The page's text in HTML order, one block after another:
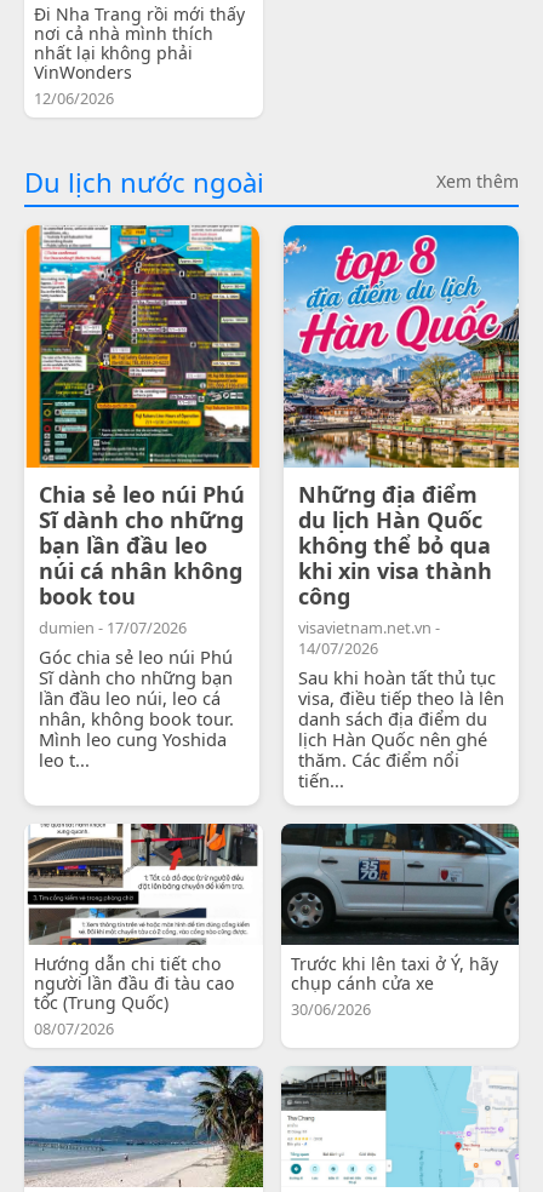
Đi Nha Trang rồi mới thấy
nơi cả nhà mình thích
nhất lại không phải
VinWonders
12/06/2026
Du lịch nước ngoài Xem thêm
Chia sẻ leo núi Phú
Sĩ dành cho những
bạn lần đầu leo
núi cá nhân không
book tou
dumien - 17/07/2026
Góc chia sẻ leo núi Phú
Sĩ dành cho những bạn
lần đầu leo núi, leo cá
nhân, không book tour.
Mình leo cung Yoshida
leo t...
Những địa điểm
du lịch Hàn Quốc
không thể bỏ qua
khi xin visa thành
công
visavietnam.net.vn -
14/07/2026
Sau khi hoàn tất thủ tục
visa, điều tiếp theo là lên
danh sách địa điểm du
lịch Hàn Quốc nên ghé
thăm. Các điểm nổi
tiến...
Hướng dẫn chi tiết cho
người lần đầu đi tàu cao
tốc (Trung Quốc)
08/07/2026
Trước khi lên taxi ở Ý, hãy
chụp cánh cửa xe
30/06/2026